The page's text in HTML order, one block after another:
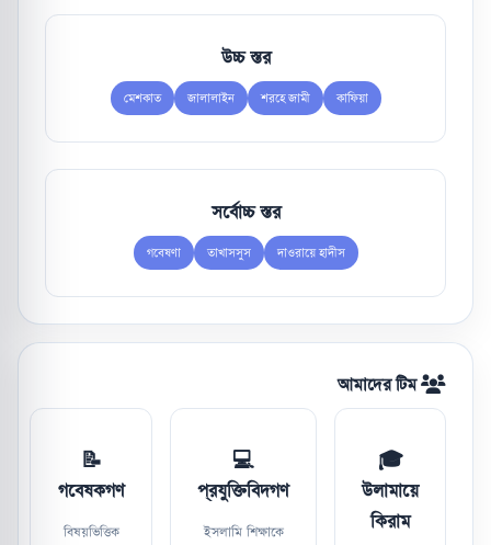
উচ্চ স্তর
কাফিয়া
শরহে জামী
জালালাইন
মেশকাত
সর্বোচ্চ স্তর
দাওরায়ে হাদীস
তাখাসসুস
গবেষণা
আমাদের টিম
🎓
উলামায়ে
কিরাম
💻
প্রযুক্তিবিদগণ
ইসলামি শিক্ষাকে
📝
গবেষকগণ
বিষয়ভিত্তিক